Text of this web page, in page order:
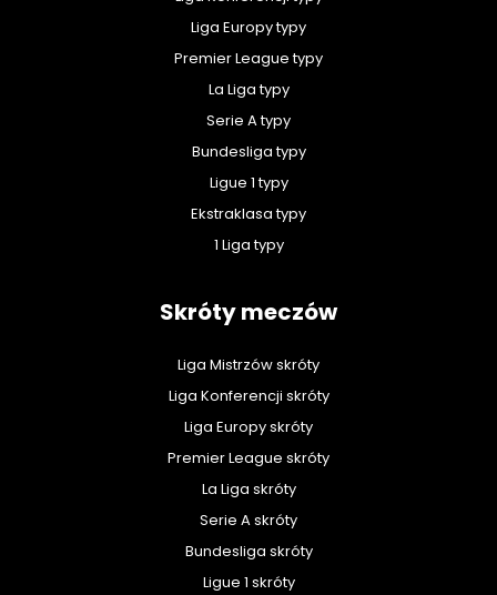
Liga Europy typy
Premier League typy
La Liga typy
Serie A typy
Bundesliga typy
Ligue 1 typy
Ekstraklasa typy
1 Liga typy
Skróty meczów
Liga Mistrzów skróty
Liga Konferencji skróty
Liga Europy skróty
Premier League skróty
La Liga skróty
Serie A skróty
Bundesliga skróty
Ligue 1 skróty